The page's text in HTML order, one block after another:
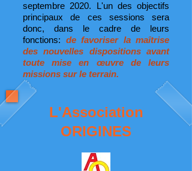
septembre 2020. L'un des objectifs
principaux de ces sessions sera
donc, dans le cadre de leurs
fonctions: de favoriser la maîtrise
des nouvelles dispositions avant
toute mise en œuvre de leurs
missions sur le terrain.
L'Association
ORIGINES